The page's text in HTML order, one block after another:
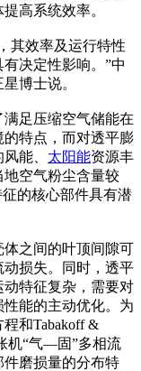
高系统效率。
其效率及运行特性
决定性影响。”中
博士说。
足压缩空气储能在
特点，而对透平膨
能、 太阳能资源丰
空气粉尘含量较
的核心部件具有潜
之间的叶顶间隙可
动损失。同时，透平
特征复杂，需要对
能的主动优化。为
和Tabakoff &
机“气—固”多相流
磨损量的分布特